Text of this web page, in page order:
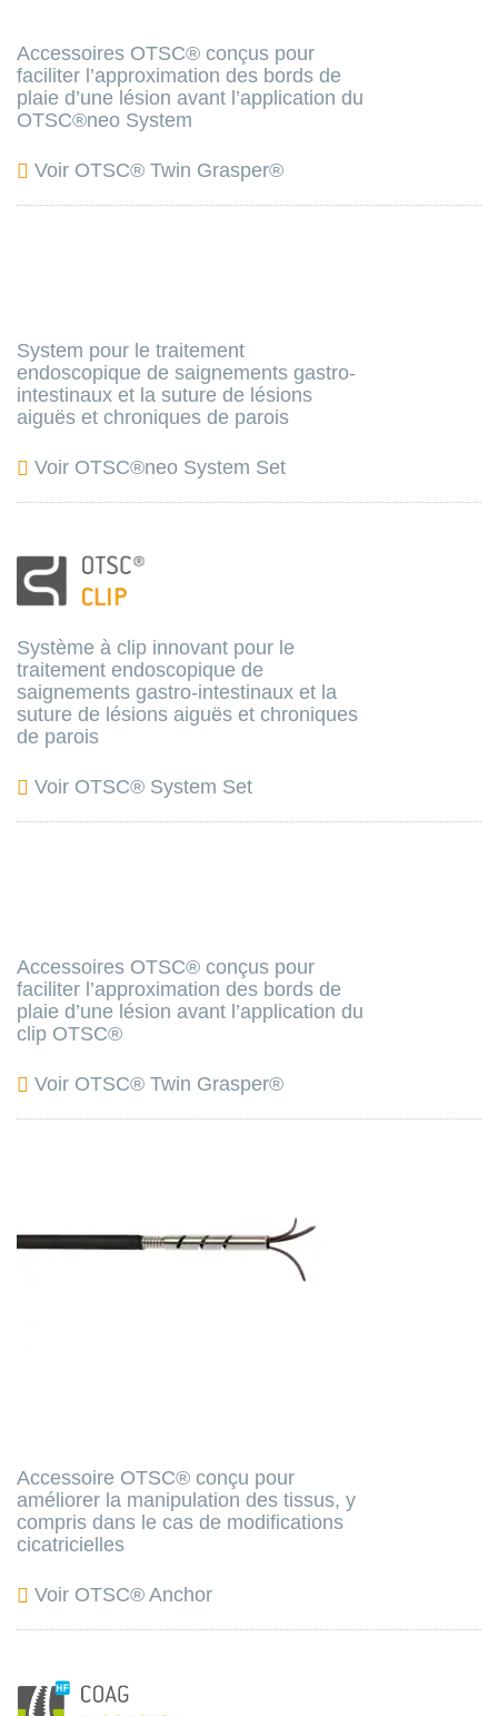
Accessoires OTSC® conçus pour
faciliter l’approximation des bords de
plaie d’une lésion avant l’application du
OTSC®neo System
Voir OTSC® Twin Grasper®
System pour le traitement
endoscopique de saignements gastro-
intestinaux et la suture de lésions
aiguës et chroniques de parois
Voir OTSC®neo System Set
Système à clip innovant pour le
traitement endoscopique de
saignements gastro-intestinaux et la
suture de lésions aiguës et chroniques
de parois
Voir OTSC® System Set
Accessoires OTSC® conçus pour
faciliter l’approximation des bords de
plaie d’une lésion avant l’application du
clip OTSC®
Voir OTSC® Twin Grasper®
Accessoire OTSC® conçu pour
améliorer la manipulation des tissus, y
compris dans le cas de modifications
cicatricielles
Voir OTSC® Anchor